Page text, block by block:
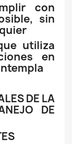
con
sin
utiliza
en
DE LA
DE